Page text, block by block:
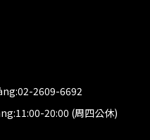
2609-6692
20:00 (周四公休)